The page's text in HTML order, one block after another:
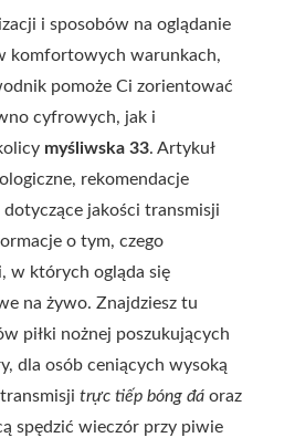
i sposobów na oglądanie
komfortowych warunkach,
pomoże Ci zorientować
cyfrowych, jak i
myśliwska 33. Artykuł
rekomendacje
jakości transmisji
o tym, czego
w których ogląda się
na żywo. Znajdziesz tu
piłki nożnej poszukujących
dla osób ceniących wysoką
trực tiếp bóng đá oraz
spędzić wieczór przy piwie